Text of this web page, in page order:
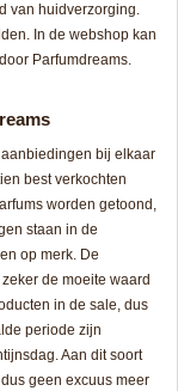
van huidverzorging.
In de webshop kan
Parfumdreams.
bij elkaar
best verkochten
worden getoond,
staan in de
op merk. De
de moeite waard
in de sale, dus
periode zijn
Aan dit soort
geen excuus meer